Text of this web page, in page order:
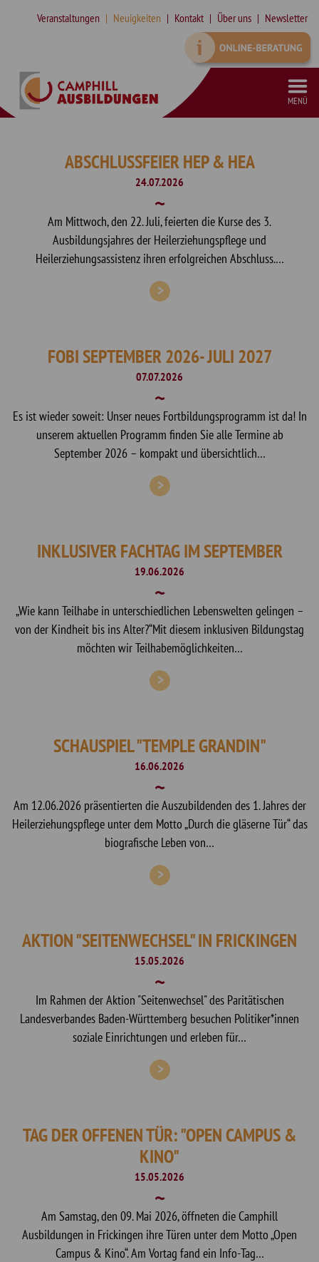
Veranstaltungen Neuigkeiten Kontakt Über uns Newsletter
MENÜ
ABSCHLUSSFEIER HEP & HEA
24.07.2026
Am Mittwoch, den 22. Juli, feierten die Kurse des 3.
Ausbildungsjahres der Heilerziehungspflege und
Heilerziehungsassistenz ihren erfolgreichen Abschluss.…
FOBI SEPTEMBER 2026- JULI 2027
07.07.2026
Es ist wieder soweit: Unser neues Fortbildungsprogramm ist da! In
unserem aktuellen Programm finden Sie alle Termine ab
September 2026 – kompakt und übersichtlich…
INKLUSIVER FACHTAG IM SEPTEMBER
19.06.2026
„Wie kann Teilhabe in unterschiedlichen Lebenswelten gelingen –
von der Kindheit bis ins Alter?“Mit diesem inklusiven Bildungstag
möchten wir Teilhabemöglichkeiten…
SCHAUSPIEL "TEMPLE GRANDIN"
16.06.2026
Am 12.06.2026 präsentierten die Auszubildenden des 1. Jahres der
Heilerziehungspflege unter dem Motto „Durch die gläserne Tür“ das
biografische Leben von…
AKTION "SEITENWECHSEL" IN FRICKINGEN
15.05.2026
Im Rahmen der Aktion "Seitenwechsel" des Paritätischen
Landesverbandes Baden-Württemberg besuchen Politiker*innen
soziale Einrichtungen und erleben für…
TAG DER OFFENEN TÜR: "OPEN CAMPUS &
KINO"
15.05.2026
Am Samstag, den 09. Mai 2026, öffneten die Camphill
Ausbildungen in Frickingen ihre Türen unter dem Motto „Open
Campus & Kino“. Am Vortag fand ein Info-Tag…